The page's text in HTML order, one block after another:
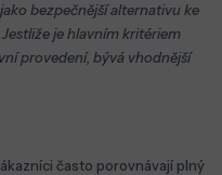
bezpečnější alternativu ke
je hlavním kritériem
provedení, bývá vhodnější
často porovnávají plný